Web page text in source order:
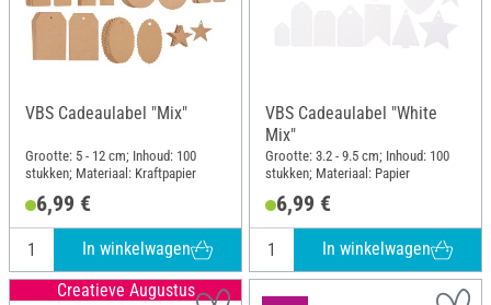
VBS Cadeaulabel "Mix"
Grootte: 5 - 12 cm; Inhoud: 100
stukken; Materiaal: Kraftpapier
6,99 €
In winkelwagen
VBS Cadeaulabel "White
Mix"
Grootte: 3.2 - 9.5 cm; Inhoud: 100
stukken; Materiaal: Papier
6,99 €
In winkelwagen
Creatieve Augustus